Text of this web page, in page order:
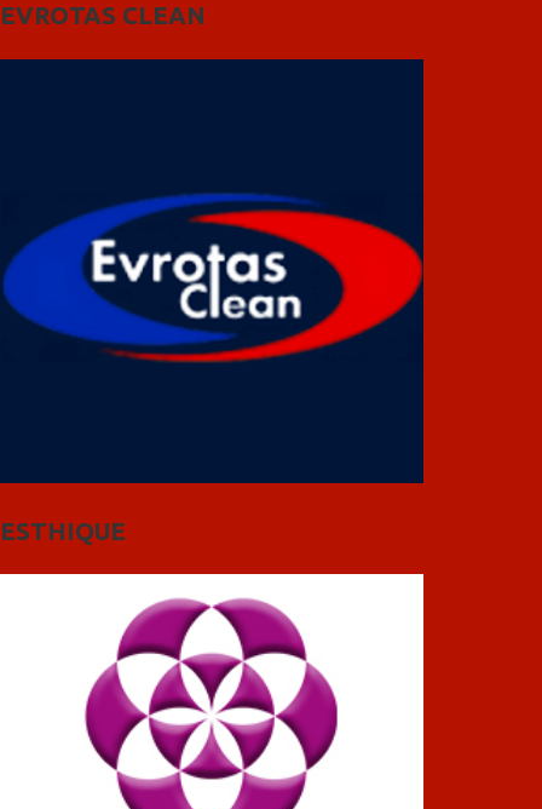
EVROTAS CLEAN
ESTHIQUE